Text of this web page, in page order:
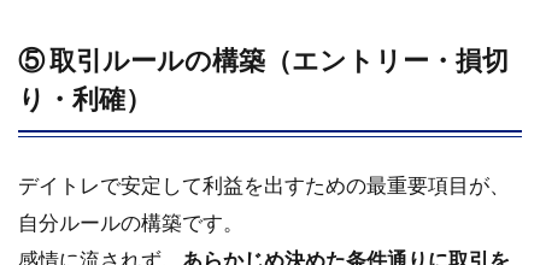
モニ
タ
ー・
環境
（初
向け
推
⑤ 取引ルールの構築（エントリー・損切
り・利確）
デイトレで安定して利益を出すための最重要項目が、
自分ルールの構築です。
感情に流されず、 あらかじめ決めた条件通りに取引を